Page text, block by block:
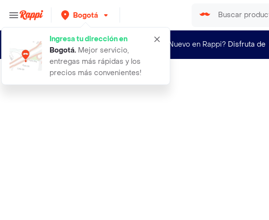
Bogotá
Ingresa tu dirección en
Bogotá. Mejor servicio,
entregas más rápidas y los
precios más convenientes!
¿Nuevo en Rappi? Disfruta de
ag tiamina clorhidrato 300 mg